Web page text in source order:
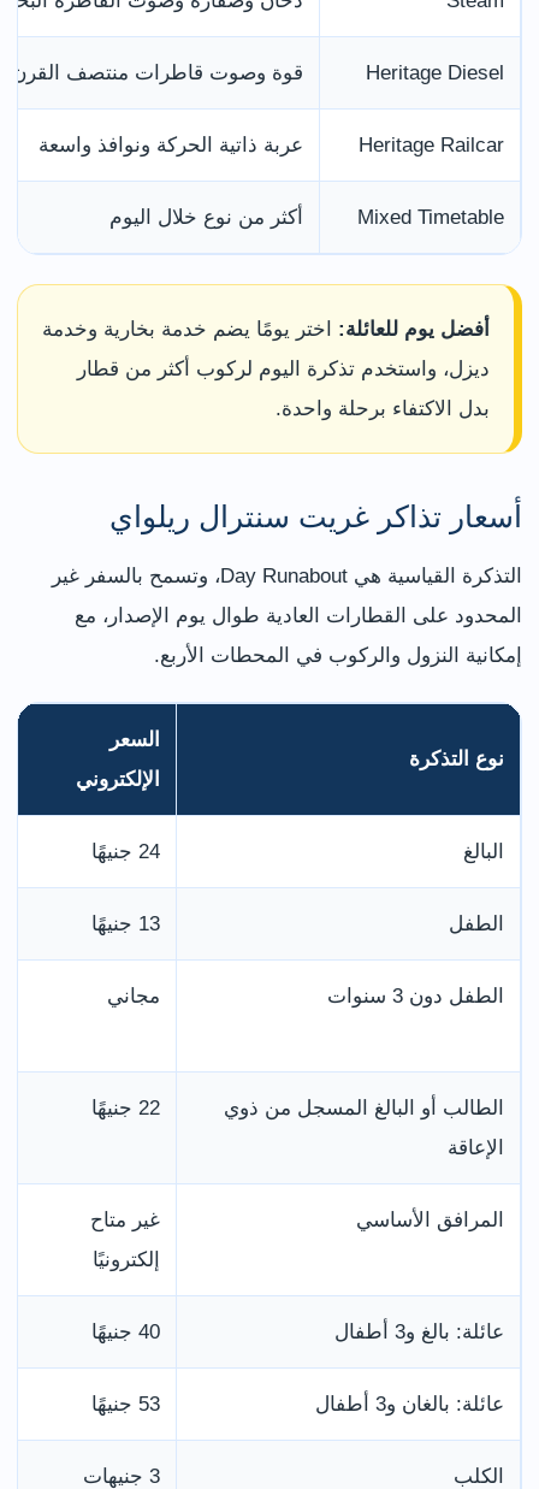
Heritage Diesel قوة وصوت قاطرات منتصف القرن
Heritage Railcar عربة ذاتية الحركة ونوافذ واسعة
Mixed Timetable أكثر من نوع خلال اليوم
أفضل يوم للعائلة: اختر يومًا يضم خدمة بخارية وخدمة
ديزل، واستخدم تذكرة اليوم لركوب أكثر من قطار
بدل الاكتفاء برحلة واحدة.
أسعار تذاكر غريت سنترال ريلواي
التذكرة القياسية هي Day Runabout، وتسمح بالسفر غير
المحدود على القطارات العادية طوال يوم الإصدار، مع
إمكانية النزول والركوب في المحطات الأربع.
نوع التذكرة
السعر
الإلكتروني
البالغ 24 جنيهًا
الطفل 13 جنيهًا
الطفل دون 3 سنوات مجاني
الطالب أو البالغ المسجل من ذوي
الإعاقة
22 جنيهًا
المرافق الأساسي
غير متاح
إلكترونيًا
عائلة: بالغ و3 أطفال 40 جنيهًا
عائلة: بالغان و3 أطفال 53 جنيهًا
الكلب 3 جنيهات